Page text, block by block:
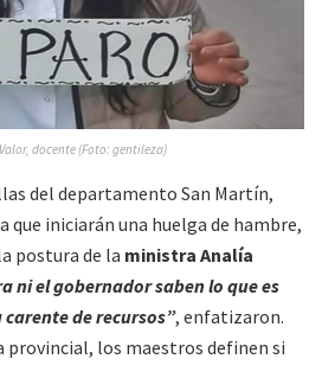
docente (Foto: gentileza)
del departamento San Martín,
que iniciarán una huelga de hambre,
postura de la ministra Analía
ni el gobernador saben lo que es
de recursos”, enfatizaron.
provincial, los maestros definen si